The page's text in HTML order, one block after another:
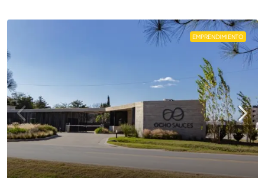
EMPRENDIMIENTO